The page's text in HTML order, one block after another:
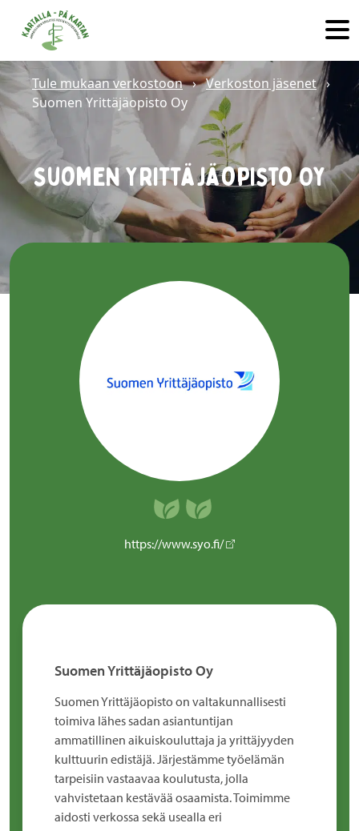
Hyppää sisältöön
Tule mukaan verkostoon › Verkoston jäsenet ›
Suomen Yrittäjäopisto Oy
Suomen Yrittäjäopisto Oy
https://www.syo.fi/
Suomen Yrittäjäopisto Oy
Suomen Yrittäjäopisto on valtakunnallisesti
toimiva lähes sadan asiantuntijan
ammatillinen aikuiskouluttaja ja yrittäjyyden
kulttuurin edistäjä. Järjestämme työelämän
tarpeisiin vastaavaa koulutusta, jolla
vahvistetaan kestävää osaamista. Toimimme
aidosti verkossa sekä usealla eri